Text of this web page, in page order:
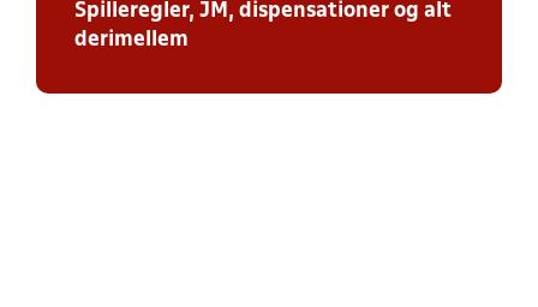
Spilleregler, JM, dispensationer og alt
derimellem